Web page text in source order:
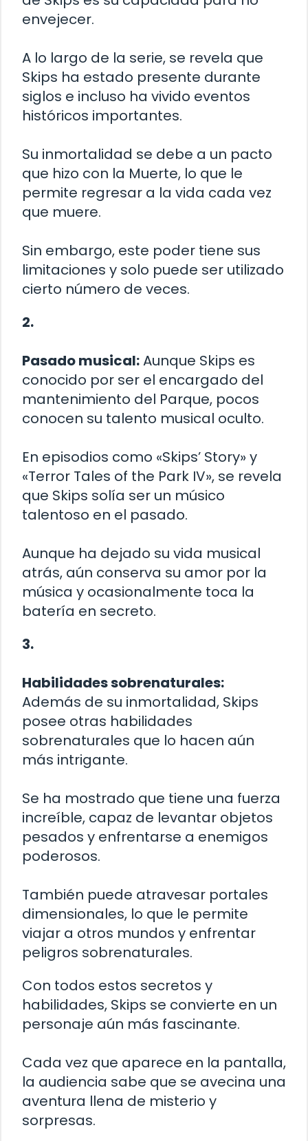
envejecer.
A lo largo de la serie, se revela que
Skips ha estado presente durante
siglos e incluso ha vivido eventos
históricos importantes.
Su inmortalidad se debe a un pacto
que hizo con la Muerte, lo que le
permite regresar a la vida cada vez
que muere.
Sin embargo, este poder tiene sus
limitaciones y solo puede ser utilizado
cierto número de veces.
2.
Pasado musical:Aunque Skips es
conocido por ser el encargado del
mantenimiento del Parque, pocos
conocen su talento musical oculto.
En episodios como «Skips’ Story» y
«Terror Tales of the Park IV», se revela
que Skips solía ser un músico
talentoso en el pasado.
Aunque ha dejado su vida musical
atrás, aún conserva su amor por la
música y ocasionalmente toca la
batería en secreto.
3.
Habilidades sobrenaturales:
Además de su inmortalidad, Skips
posee otras habilidades
sobrenaturales que lo hacen aún
más intrigante.
Se ha mostrado que tiene una fuerza
increíble, capaz de levantar objetos
pesados ​​y enfrentarse a enemigos
poderosos.
También puede atravesar portales
dimensionales, lo que le permite
viajar a otros mundos y enfrentar
peligros sobrenaturales.
Con todos estos secretos y
habilidades, Skips se convierte en un
personaje aún más fascinante.
Cada vez que aparece en la pantalla,
la audiencia sabe que se avecina una
aventura llena de misterio y
sorpresas.